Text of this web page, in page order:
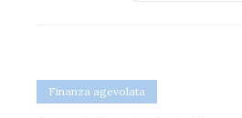
Finanza agevolata